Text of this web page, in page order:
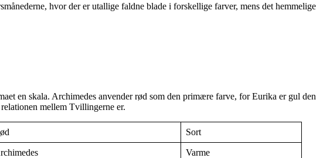
hvor der er utallige faldne blade i forskellige farver, mens det hemmelige
en skala. Archimedes anvender rød som den primære farve, for Eurika er gul den
mellem Tvillingerne er.
Sort
Varme